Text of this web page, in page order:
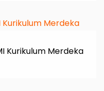
Kurikulum Merdeka